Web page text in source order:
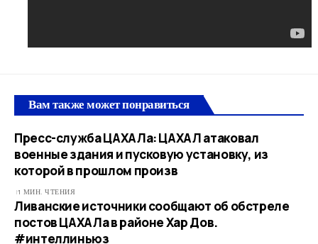
Вам также может понравиться
Пресс-служба ЦАХАЛа: ЦАХАЛ атаковал
военные здания и пусковую установку, из
которой в прошлом произв
1 МИН. ЧТЕНИЯ
Ливанские источники сообщают об обстреле
постов ЦАХАЛа в районе Хар Дов.
#интеллиньюз